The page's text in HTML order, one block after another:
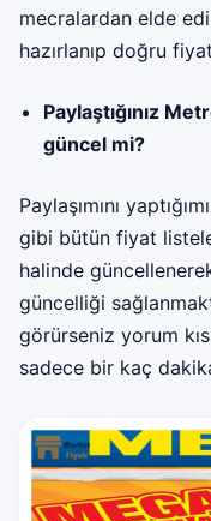
mecralardan elde
hazırlanıp doğru
Paylaştığınız
güncel mi?
Paylaşımını
gibi bütün fiyat
halinde
güncelliği
görürseniz yorum
sadece bir kaç